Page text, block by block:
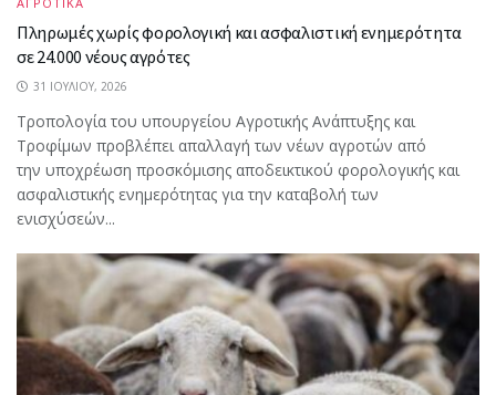
Πληρωμές χωρίς φορολογική και ασφαλιστική ενημερότητα
σε 24.000 νέους αγρότες
31 ΙΟΥΛΊΟΥ, 2026
Τροπολογία του υπουργείου Αγροτικής Ανάπτυξης και
Τροφίμων προβλέπει απαλλαγή των νέων αγροτών από
την υποχρέωση προσκόμισης αποδεικτικού φορολογικής και
ασφαλιστικής ενημερότητας για την καταβολή των
ενισχύσεών...